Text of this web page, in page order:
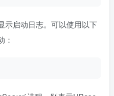
示启动日志。可以使用以下
：